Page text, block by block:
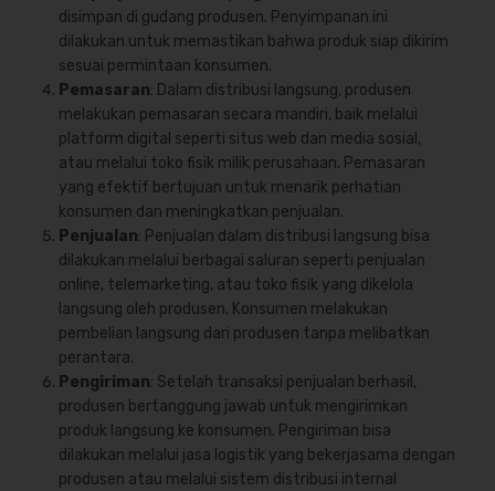
disimpan di gudang produsen. Penyimpanan ini
dilakukan untuk memastikan bahwa produk siap dikirim
sesuai permintaan konsumen.
Pemasaran: Dalam distribusi langsung, produsen
melakukan pemasaran secara mandiri, baik melalui
platform digital seperti situs web dan media sosial,
atau melalui toko fisik milik perusahaan. Pemasaran
yang efektif bertujuan untuk menarik perhatian
konsumen dan meningkatkan penjualan.
Penjualan: Penjualan dalam distribusi langsung bisa
dilakukan melalui berbagai saluran seperti penjualan
online, telemarketing, atau toko fisik yang dikelola
langsung oleh produsen. Konsumen melakukan
pembelian langsung dari produsen tanpa melibatkan
perantara.
Pengiriman: Setelah transaksi penjualan berhasil,
produsen bertanggung jawab untuk mengirimkan
produk langsung ke konsumen. Pengiriman bisa
dilakukan melalui jasa logistik yang bekerjasama dengan
produsen atau melalui sistem distribusi internal